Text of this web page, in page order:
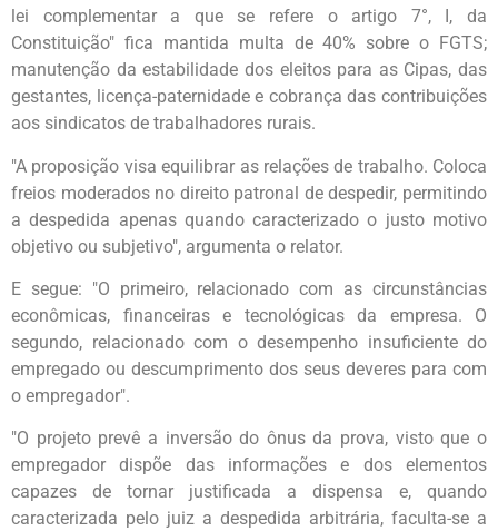
lei complementar a que se refere o artigo 7°, I, da
Constituição" fica mantida multa de 40% sobre o FGTS;
manutenção da estabilidade dos eleitos para as Cipas, das
gestantes, licença-paternidade e cobrança das contribuições
aos sindicatos de trabalhadores rurais.
"A proposição visa equilibrar as relações de trabalho. Coloca
freios moderados no direito patronal de despedir, permitindo
a despedida apenas quando caracterizado o justo motivo
objetivo ou subjetivo", argumenta o relator.
E segue: "O primeiro, relacionado com as circunstâncias
econômicas, financeiras e tecnológicas da empresa. O
segundo, relacionado com o desempenho insuficiente do
empregado ou descumprimento dos seus deveres para com
o empregador".
"O projeto prevê a inversão do ônus da prova, visto que o
empregador dispõe das informações e dos elementos
capazes de tornar justificada a dispensa e, quando
caracterizada pelo juiz a despedida arbitrária, faculta-se a